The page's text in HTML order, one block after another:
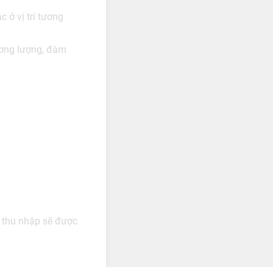
ở vị trí tương
lượng, đàm
nhập sẽ được